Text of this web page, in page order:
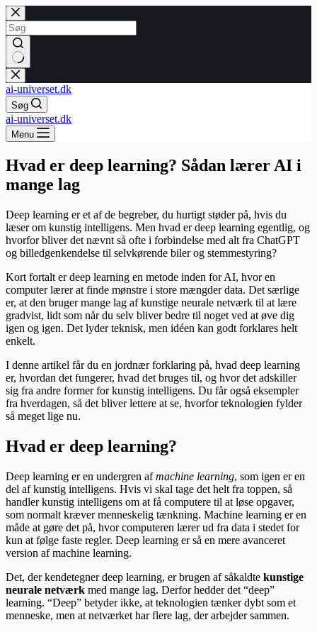
Fortsæt
til
indhold
Ingen
resultater
ai-universet.dk
Søg
ai-universet.dk
Menu
Hvad er deep learning? Sådan lærer AI i
mange lag
Deep learning er et af de begreber, du hurtigt støder på, hvis du
læser om kunstig intelligens. Men hvad er deep learning egentlig, og
hvorfor bliver det nævnt så ofte i forbindelse med alt fra ChatGPT
og billedgenkendelse til selvkørende biler og stemmestyring?
Kort fortalt er deep learning en metode inden for AI, hvor en
computer lærer at finde mønstre i store mængder data. Det særlige
er, at den bruger mange lag af kunstige neurale netværk til at lære
gradvist, lidt som når du selv bliver bedre til noget ved at øve dig
igen og igen. Det lyder teknisk, men idéen kan godt forklares helt
enkelt.
I denne artikel får du en jordnær forklaring på, hvad deep learning
er, hvordan det fungerer, hvad det bruges til, og hvor det adskiller
sig fra andre former for kunstig intelligens. Du får også eksempler
fra hverdagen, så det bliver lettere at se, hvorfor teknologien fylder
så meget lige nu.
Hvad er deep learning?
Deep learning er en undergren afmachine learning, som igen er en
del af kunstig intelligens. Hvis vi skal tage det helt fra toppen, så
handler kunstig intelligens om at få computere til at løse opgaver,
som normalt kræver menneskelig tænkning. Machine learning er en
måde at gøre det på, hvor computeren lærer ud fra data i stedet for
kun at følge faste regler. Deep learning er så en mere avanceret
version af machine learning.
Det, der kendetegner deep learning, er brugen af såkaldte kunstige
neurale netværk med mange lag. Derfor hedder det “deep”
learning. “Deep” betyder ikke, at teknologien tænker dybt som et
menneske, men at netværket har flere lag, der arbejder sammen.